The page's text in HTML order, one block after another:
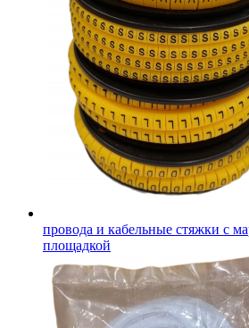
провода и кабельные стяжки с
площадкой